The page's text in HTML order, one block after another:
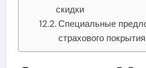
скидки
Специальные
страхового покрытия